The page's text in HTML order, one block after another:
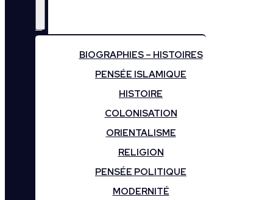
BIOGRAPHIES – HISTOIRES
PENSÉE ISLAMIQUE
HISTOIRE
COLONISATION
ORIENTALISME
RELIGION
PENSÉE POLITIQUE
MODERNITÉ